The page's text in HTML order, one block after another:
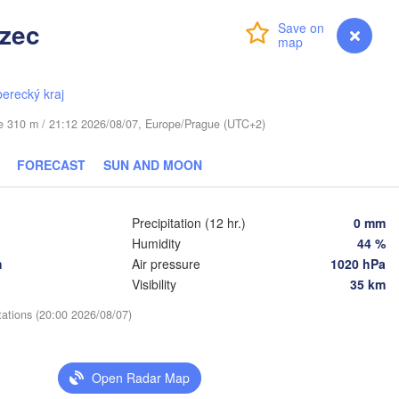
myVentusky Forecast
kraj
310 m / 21:12 2026/08/07, Europe/Prague (UTC+2)
FORECAST SUN AND MOON
Precipitation (12 hr.)
0 mm
Humidity
44 %
Air pressure
1020 hPa
Visibility
35 km
(20:00 2026/08/07)
Open Radar Map
Daugavpils
Бабруйск
(Babrujsk)
Віцебск
(Viciebsk)
(Mahilioŭ)
Брянск
(Bryansk)